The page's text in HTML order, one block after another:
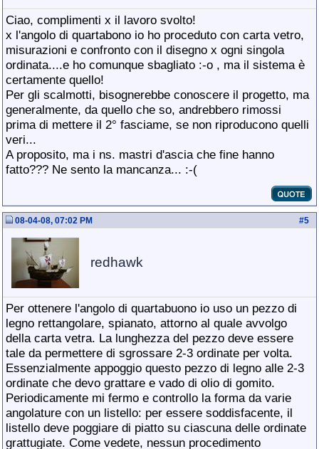
Ciao, complimenti x il lavoro svolto!
x l'angolo di quartabono io ho proceduto con carta vetro,
misurazioni e confronto con il disegno x ogni singola
ordinata....e ho comunque sbagliato :-o , ma il sistema è
certamente quello!
Per gli scalmotti, bisognerebbe conoscere il progetto, ma
generalmente, da quello che so, andrebbero rimossi
prima di mettere il 2° fasciame, se non riproducono quelli
veri...
A proposito, ma i ns. mastri d'ascia che fine hanno
fatto??? Ne sento la mancanza... :-(
#5
08-04-08, 07:02 PM
redhawk
Per ottenere l'angolo di quartabuono io uso un pezzo di
legno rettangolare, spianato, attorno al quale avvolgo
della carta vetra. La lunghezza del pezzo deve essere
tale da permettere di sgrossare 2-3 ordinate per volta.
Essenzialmente appoggio questo pezzo di legno alle 2-3
ordinate che devo grattare e vado di olio di gomito.
Periodicamente mi fermo e controllo la forma da varie
angolature con un listello: per essere soddisfacente, il
listello deve poggiare di piatto su ciascuna delle ordinate
grattugiate. Come vedete, nessun procedimento